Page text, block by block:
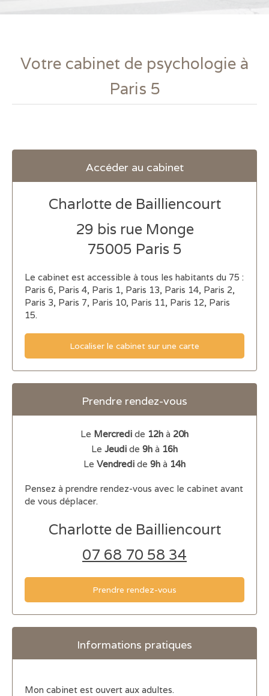
Votre cabinet de psychologie à
Paris 5
Accéder au cabinet
Charlotte de Bailliencourt
29 bis rue Monge
75005 Paris 5
Le cabinet est accessible à tous les habitants du 75 :
Paris 6, Paris 4, Paris 1, Paris 13, Paris 14, Paris 2,
Paris 3, Paris 7, Paris 10, Paris 11, Paris 12, Paris
15.
Localiser le cabinet sur une carte
Prendre rendez-vous
Le Mercredi de 12h à 20h
Le Jeudi de 9h à 16h
Le Vendredi de 9h à 14h
Pensez à prendre rendez-vous avec le cabinet avant
de vous déplacer.
Charlotte de Bailliencourt
07 68 70 58 34
Prendre rendez-vous
Informations pratiques
Mon cabinet est ouvert aux adultes.